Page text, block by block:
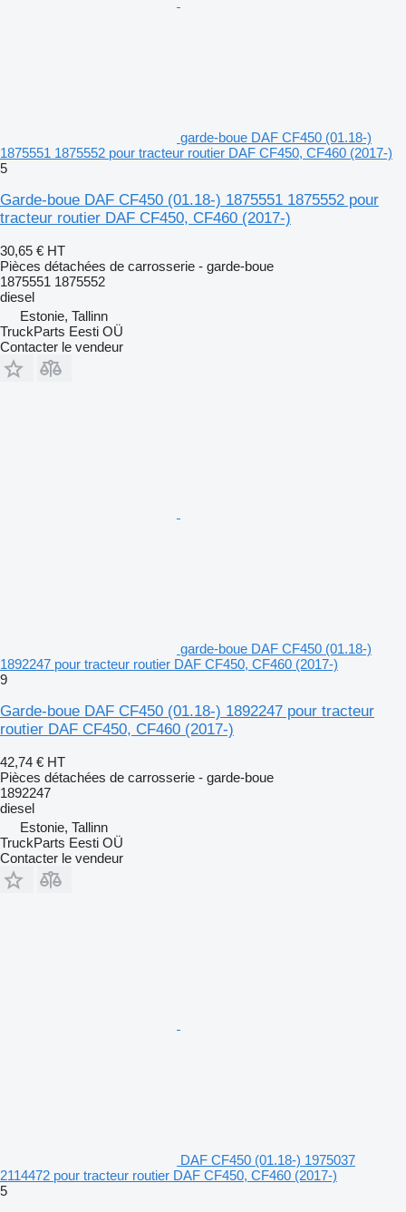
garde-boue DAF CF450 (01.18-)
1875551 1875552 pour tracteur routier DAF CF450, CF460 (2017-)
5
Garde-boue DAF CF450 (01.18-) 1875551 1875552 pour
tracteur routier DAF CF450, CF460 (2017-)
30,65 € HT
Pièces détachées de carrosserie - garde-boue
1875551 1875552
diesel
Estonie, Tallinn
TruckParts Eesti OÜ
Contacter le vendeur
garde-boue DAF CF450 (01.18-)
1892247 pour tracteur routier DAF CF450, CF460 (2017-)
9
Garde-boue DAF CF450 (01.18-) 1892247 pour tracteur
routier DAF CF450, CF460 (2017-)
42,74 € HT
Pièces détachées de carrosserie - garde-boue
1892247
diesel
Estonie, Tallinn
TruckParts Eesti OÜ
Contacter le vendeur
DAF CF450 (01.18-) 1975037
2114472 pour tracteur routier DAF CF450, CF460 (2017-)
5